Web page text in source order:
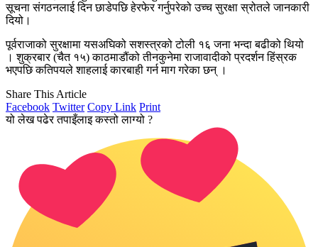
सूचना संगठनलाई दिन छाडेपछि हेरफेर गर्नुपरेको उच्च सुरक्षा स्रोतले जानकारी
दियो। ​
पूर्वराजाको सुरक्षामा यसअघिको सशस्त्रको टोली १६ जना भन्दा बढीको थियो
। शुक्रबार (चैत १५) काठमाडौंको तीनकुनेमा राजावादीको प्रदर्शन हिंस्रक
भएपछि कतिपयले शाहलाई कारबाही गर्न माग गरेका छन् ।
Share This Article
Facebook Twitter Copy Link Print
यो लेख पढेर तपाइँलाइ कस्तो लाग्यो ?